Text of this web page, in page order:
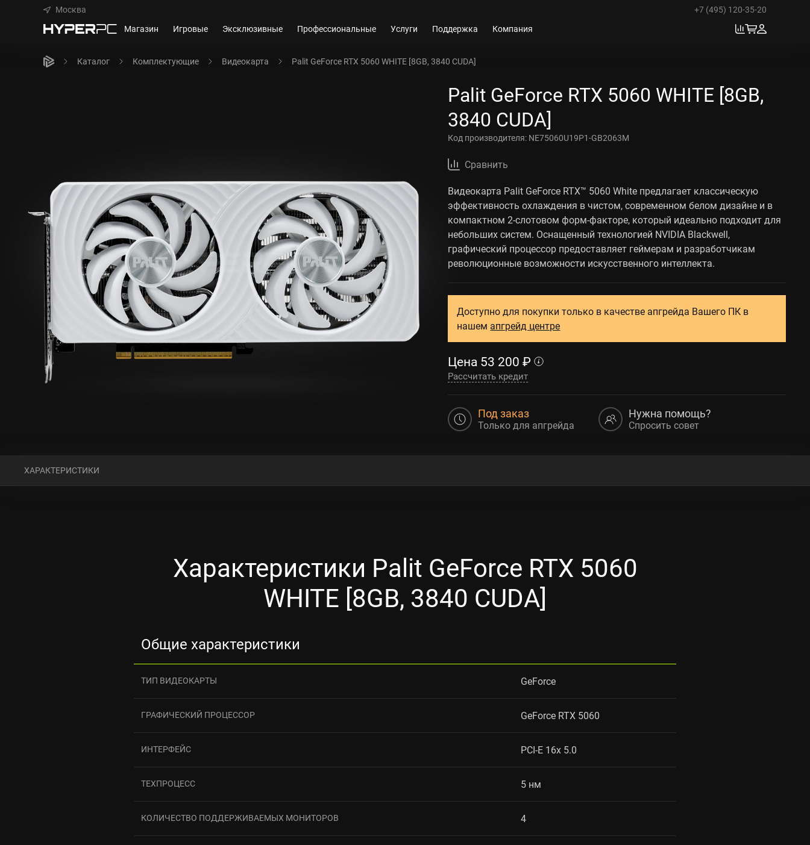
Москва
+7 (495) 120-35-20
Магазин
Игровые Эксклюзивные Профессиональные Услуги Поддержка Компания
Каталог Комплектующие Видеокарта Palit GeForce RTX 5060 WHITE [8GB, 3840 CUDA]
Palit GeForce RTX 5060 WHITE [8GB,
3840 CUDA]
Код производителя: NE75060U19P1-GB2063M
Сравнить
Видеокарта Palit GeForce RTX™ 5060 White предлагает классическую
эффективность охлаждения в чистом, современном белом дизайне и в
компактном 2-слотовом форм-факторе, который идеально подходит для
небольших систем. Оснащенный технологией NVIDIA Blackwell,
графический процессор предоставляет геймерам и разработчикам
революционные возможности искусственного интеллекта.
Доступно для покупки только в качестве апгрейда Вашего ПК в
нашем апгрейд центре
Цена 53 200 ₽
Рассчитать кредит
Под заказ
Только для апгрейда
Нужна помощь?
Спросить совет
ХАРАКТЕРИСТИКИ
Характеристики Palit GeForce RTX 5060
WHITE [8GB, 3840 CUDA]
Общие характеристики
ТИП ВИДЕОКАРТЫ GeForce
ГРАФИЧЕСКИЙ ПРОЦЕССОР GeForce RTX 5060
ИНТЕРФЕЙС PCI-E 16x 5.0
ТЕХПРОЦЕСС 5 нм
КОЛИЧЕСТВО ПОДДЕРЖИВАЕМЫХ МОНИТОРОВ 4